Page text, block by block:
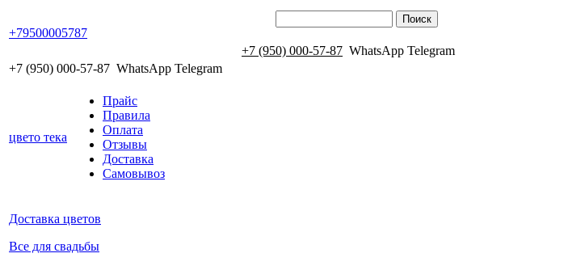
+79500005787
+7 (950) 000-57-87 WhatsApp Telegram
+7 (950) 000-57-87 WhatsApp Telegram
цвето тека
Прайс
Правила
Оплата
Отзывы
Доставка
Самовывоз
Доставка цветов
Все для свадьбы